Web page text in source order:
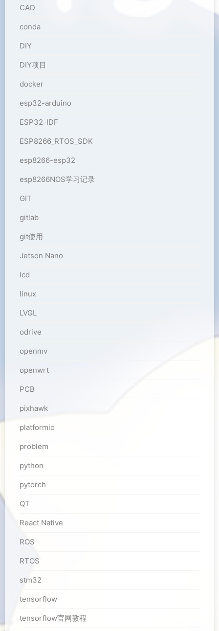
CAD
conda
DIY
DIY项目
docker
esp32-arduino
ESP32-IDF
ESP8266_RTOS_SDK
esp8266-esp32
esp8266NOS学习记录
GIT
gitlab
git使用
Jetson Nano
lcd
linux
LVGL
odrive
openmv
openwrt
PCB
pixhawk
platformio
problem
python
pytorch
QT
React Native
ROS
RTOS
stm32
tensorflow
tensorflow官网教程